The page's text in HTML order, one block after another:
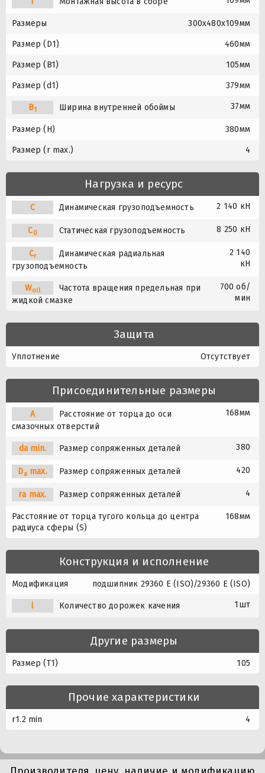
Размеры 300x480x109мм
Размер (D1) 460мм
Размер (B1) 105мм
Размер (d1) 379мм
B1 Ширина внутренней обоймы 37мм
Размер (H) 380мм
Размер (r max.) 4
Нагрузка и ресурс
C Динамическая грузоподъемность 2 140 кН
C0 Статическая грузоподъемность 8 250 кН
Cr
Динамическая радиальная
грузоподъемность
2 140
кН
Woil
Частота вращения предельная при
жидкой смазке
700 об/
мин
Защита
Уплотнение Отсутствует
Присоединительные размеры
A
Расстояние от торца до оси
смазочных отверстий
168мм
da min. Размер сопряженных деталей 380
Damax. Размер сопряженных деталей 420
ra max. Размер сопряженных деталей 4
Расстояние от торца тугого кольца до центра
радиуса сферы (S)
168мм
Конструкция и исполнение
Модификация подшипник 29360 E (ISO)/29360 E (ISO)
i Количество дорожек качения 1шт
Другие размеры
Размер (T1) 105
Прочие характеристики
r1.2 min 4